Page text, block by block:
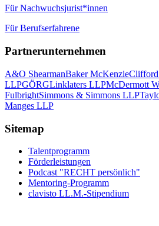
Für Nachwuchsjurist*innen
Für Berufserfahrene
Partnerunternehmen
A&O ShearmanBaker McKenzieClifford
LLPGÖRGLinklaters LLPMcDermott
FulbrightSimmons & Simmons LLP
Manges LLP
Sitemap
Talentprogramm
Förderleistungen
Podcast "RECHT persönlich"
Mentoring-Programm
clavisto LL.M.-Stipendium